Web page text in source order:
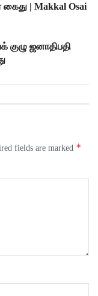
| Makkal Osai
ஜனாதிபதி
fields are marked *